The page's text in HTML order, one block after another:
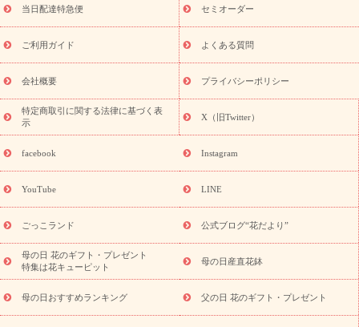
フト
お盆・お供え プリザーブドフラワー
ひまわり ギフト・プ
レゼント特集
夏の花贈り・お中元・暑中見舞い 花のギフト特集
敬老の日におくる花ギフト・プレゼント特集
花ギフト・プレゼント特集
敬老の日 花のおすすめランキング
敬
老の日 花鉢植えのギフト・プレゼント特集
敬老の日 花とセットギ
フト・プレゼント特集
敬老の日の花 全てのギフト一覧
キャン
ペーン
映画『ウォーターガーディアンズ』コラボキャンペーン
「きょう誕生日なんです」キャンペーン
誕生日の花を探す
誕生日フラワーギフト 誕生日フラワーギフト特集
(トルコキキョウ)
9月の誕生花(リンドウ)
ら探す
お祝いの花特集 当日配達特急便 お祝い商品一覧
念日
結婚祝い 出産祝い 退院祝い・快気祝い
寿祝い
プチギフト ペットのお祝いフラワー
供え・お悔やみ商品一覧
お供え・お悔やみの花
四十九日法要以
当日配達特急便 セミオーダー
ご利用ガイド よくある質問
会社概要 プライバシーポリシー
特定商取引に関する法律に基づく表
示
X（旧Twitter）
facebook Instagram
YouTube LINE
ごっこランド 公式ブログ“花だより”
母の日 花のギフト・プレゼント
特集は花キューピット
母の日産直花鉢
母の日おすすめランキング 父の日 花のギフト・プレゼント